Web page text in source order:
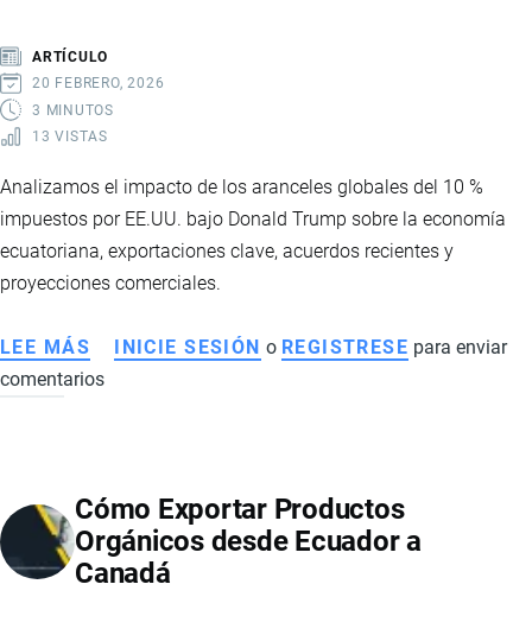
ECUADOR
ARTÍCULO
20 FEBRERO, 2026
3 MINUTOS
13 VISTAS
Analizamos el impacto de los aranceles globales del 10 %
impuestos por EE.UU. bajo Donald Trump sobre la economía
ecuatoriana, exportaciones clave, acuerdos recientes y
proyecciones comerciales.
LEE MÁS SOBRE
CÓMO
ARANCELES
DE
10%
INICIE SESIÓN o REGISTRESE para enviar
comentarios
Cómo Exportar Productos
Orgánicos desde Ecuador a
Canadá